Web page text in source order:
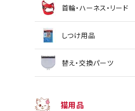
首輪・ハーネス・リード
しつけ用品
替え・交換パーツ
猫用品